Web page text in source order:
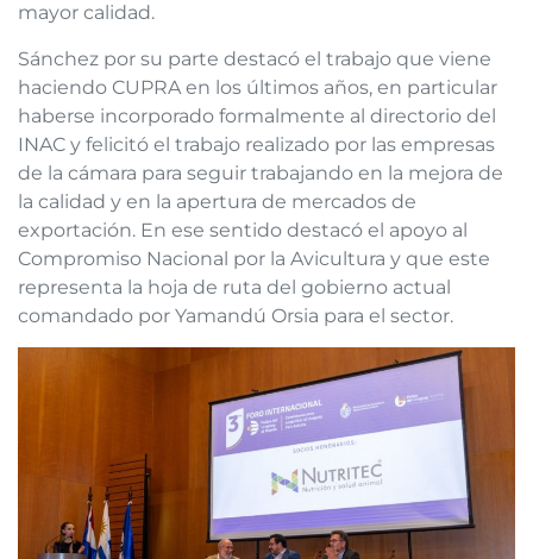
mayor calidad.
Sánchez por su parte destacó el trabajo que viene
haciendo CUPRA en los últimos años, en particular
haberse incorporado formalmente al directorio del
INAC y felicitó el trabajo realizado por las empresas
de la cámara para seguir trabajando en la mejora de
la calidad y en la apertura de mercados de
exportación. En ese sentido destacó el apoyo al
Compromiso Nacional por la Avicultura y que este
representa la hoja de ruta del gobierno actual
comandado por Yamandú Orsia para el sector.